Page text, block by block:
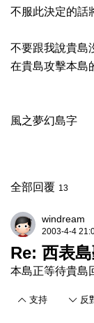
不服此決定的話
不要跟我說貴島
在貴島攻擊本島
風之夢幻島字
全部回覆 13
windream
2003-4-4
Re: 西表
本島正等待貴島
支持 反